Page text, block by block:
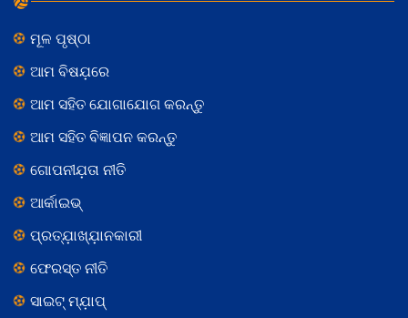
ମୂଳ ପୃଷ୍ଠା
ଆମ ବିଷଯ଼ରେ
ଆମ ସହିତ ଯୋଗାଯୋଗ କରନ୍ତୁ
ଆମ ସହିତ ବିଜ୍ଞାପନ କରନ୍ତୁ
ଗୋପନୀଯ଼ତା ନୀତି
ଆର୍କାଇଭ୍
ପ୍ରତ୍ଯ଼ାଖ୍ଯ଼ାନକାରୀ
ଫେରସ୍ତ ନୀତି
ସାଇଟ୍ ମ୍ଯ଼ାପ୍